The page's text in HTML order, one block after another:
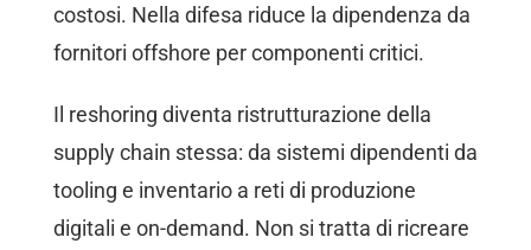
costosi. Nella difesa riduce la dipendenza da
fornitori offshore per componenti critici.
Il reshoring diventa ristrutturazione della
supply chain stessa: da sistemi dipendenti da
tooling e inventario a reti di produzione
digitali e on-demand. Non si tratta di ricreare